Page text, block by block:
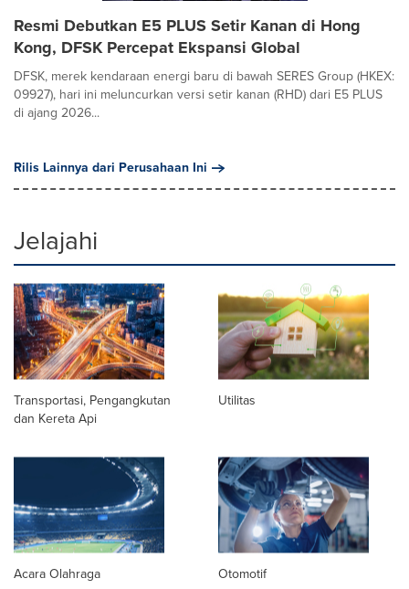
Resmi Debutkan E5 PLUS Setir Kanan di Hong
Kong, DFSK Percepat Ekspansi Global
DFSK, merek kendaraan energi baru di bawah SERES Group (HKEX:
09927), hari ini meluncurkan versi setir kanan (RHD) dari E5 PLUS
di ajang 2026...
Rilis Lainnya dari Perusahaan Ini
Jelajahi
Transportasi, Pengangkutan
dan Kereta Api
Utilitas
Acara Olahraga Otomotif